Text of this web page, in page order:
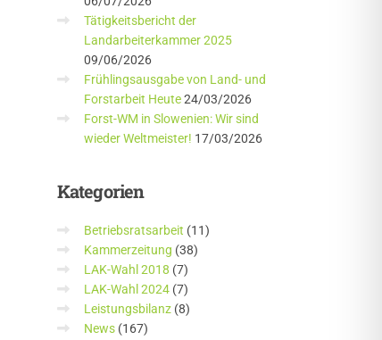
Tätigkeitsbericht der
Landarbeiterkammer 2025
09/06/2026
Frühlingsausgabe von Land- und
Forstarbeit Heute 24/03/2026
Forst-WM in Slowenien: Wir sind
wieder Weltmeister! 17/03/2026
Kategorien
Betriebsratsarbeit (11)
Kammerzeitung (38)
LAK-Wahl 2018 (7)
LAK-Wahl 2024(7)
Leistungsbilanz(8)
News(167)